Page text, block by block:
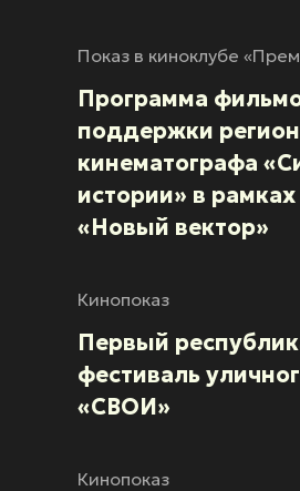
Показ в киноклубе
Программа
поддержки
кинематографа
истории» в
«Новый вектор»
Кинопоказ
Первый
фестиваль
«СВОИ»
Кинопоказ